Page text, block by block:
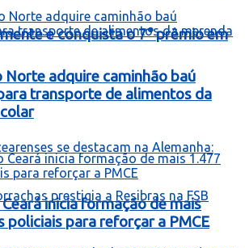
e conquista o 7° prêmio em
Norte adquire caminhão baú
transporte de alimentos da
inicia formação de mais
policiais para reforçar a PMCE